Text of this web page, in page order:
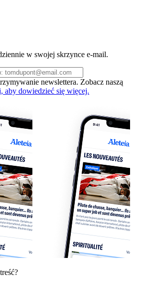
w swojej skrzynce e-mail.
newslettera. Zobacz naszą
aby dowiedzieć się więcej.